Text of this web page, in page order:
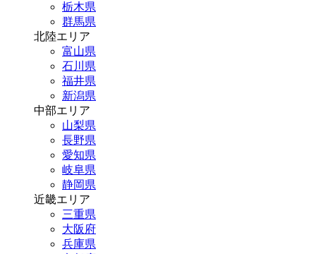
栃木県
群馬県
北陸エリア
富山県
石川県
福井県
新潟県
中部エリア
山梨県
長野県
愛知県
岐阜県
静岡県
近畿エリア
三重県
大阪府
兵庫県